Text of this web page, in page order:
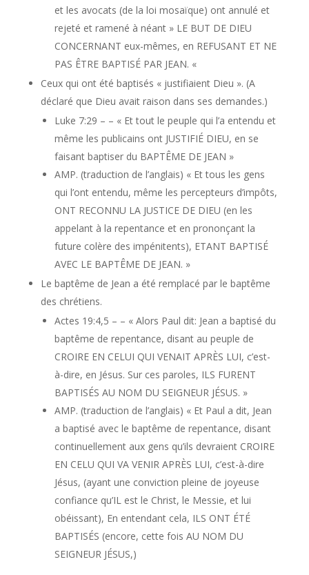
et les avocats (de la loi mosaïque) ont annulé et
rejeté et ramené à néant » LE BUT DE DIEU
CONCERNANT eux-mêmes, en REFUSANT ET NE
PAS ÊTRE BAPTISÉ PAR JEAN. «
Ceux qui ont été baptisés « justifiaient Dieu ». (A
déclaré que Dieu avait raison dans ses demandes.)
Luke 7:29 – – « Et tout le peuple qui l’a entendu et
même les publicains ont JUSTIFIÉ DIEU, en se
faisant baptiser du BAPTÊME DE JEAN »
AMP. (traduction de l’anglais) « Et tous les gens
qui l’ont entendu, même les percepteurs d’impôts,
ONT RECONNU LA JUSTICE DE DIEU (en les
appelant à la repentance et en prononçant la
future colère des impénitents), ETANT BAPTISÉ
AVEC LE BAPTÊME DE JEAN. »
Le baptême de Jean a été remplacé par le baptême
des chrétiens.
Actes 19:4,5 – – « Alors Paul dit: Jean a baptisé du
baptême de repentance, disant au peuple de
CROIRE EN CELUI QUI VENAIT APRÈS LUI, c’est-
à-dire, en Jésus. Sur ces paroles, ILS FURENT
BAPTISÉS AU NOM DU SEIGNEUR JÉSUS. »
AMP. (traduction de l’anglais) « Et Paul a dit, Jean
a baptisé avec le baptême de repentance, disant
continuellement aux gens qu’ils devraient CROIRE
EN CELU QUI VA VENIR APRÈS LUI, c’est-à-dire
Jésus, (ayant une conviction pleine de joyeuse
confiance qu’IL est le Christ, le Messie, et lui
obéissant), En entendant cela, ILS ONT ÉTÉ
BAPTISÉS (encore, cette fois AU NOM DU
SEIGNEUR JÉSUS,)